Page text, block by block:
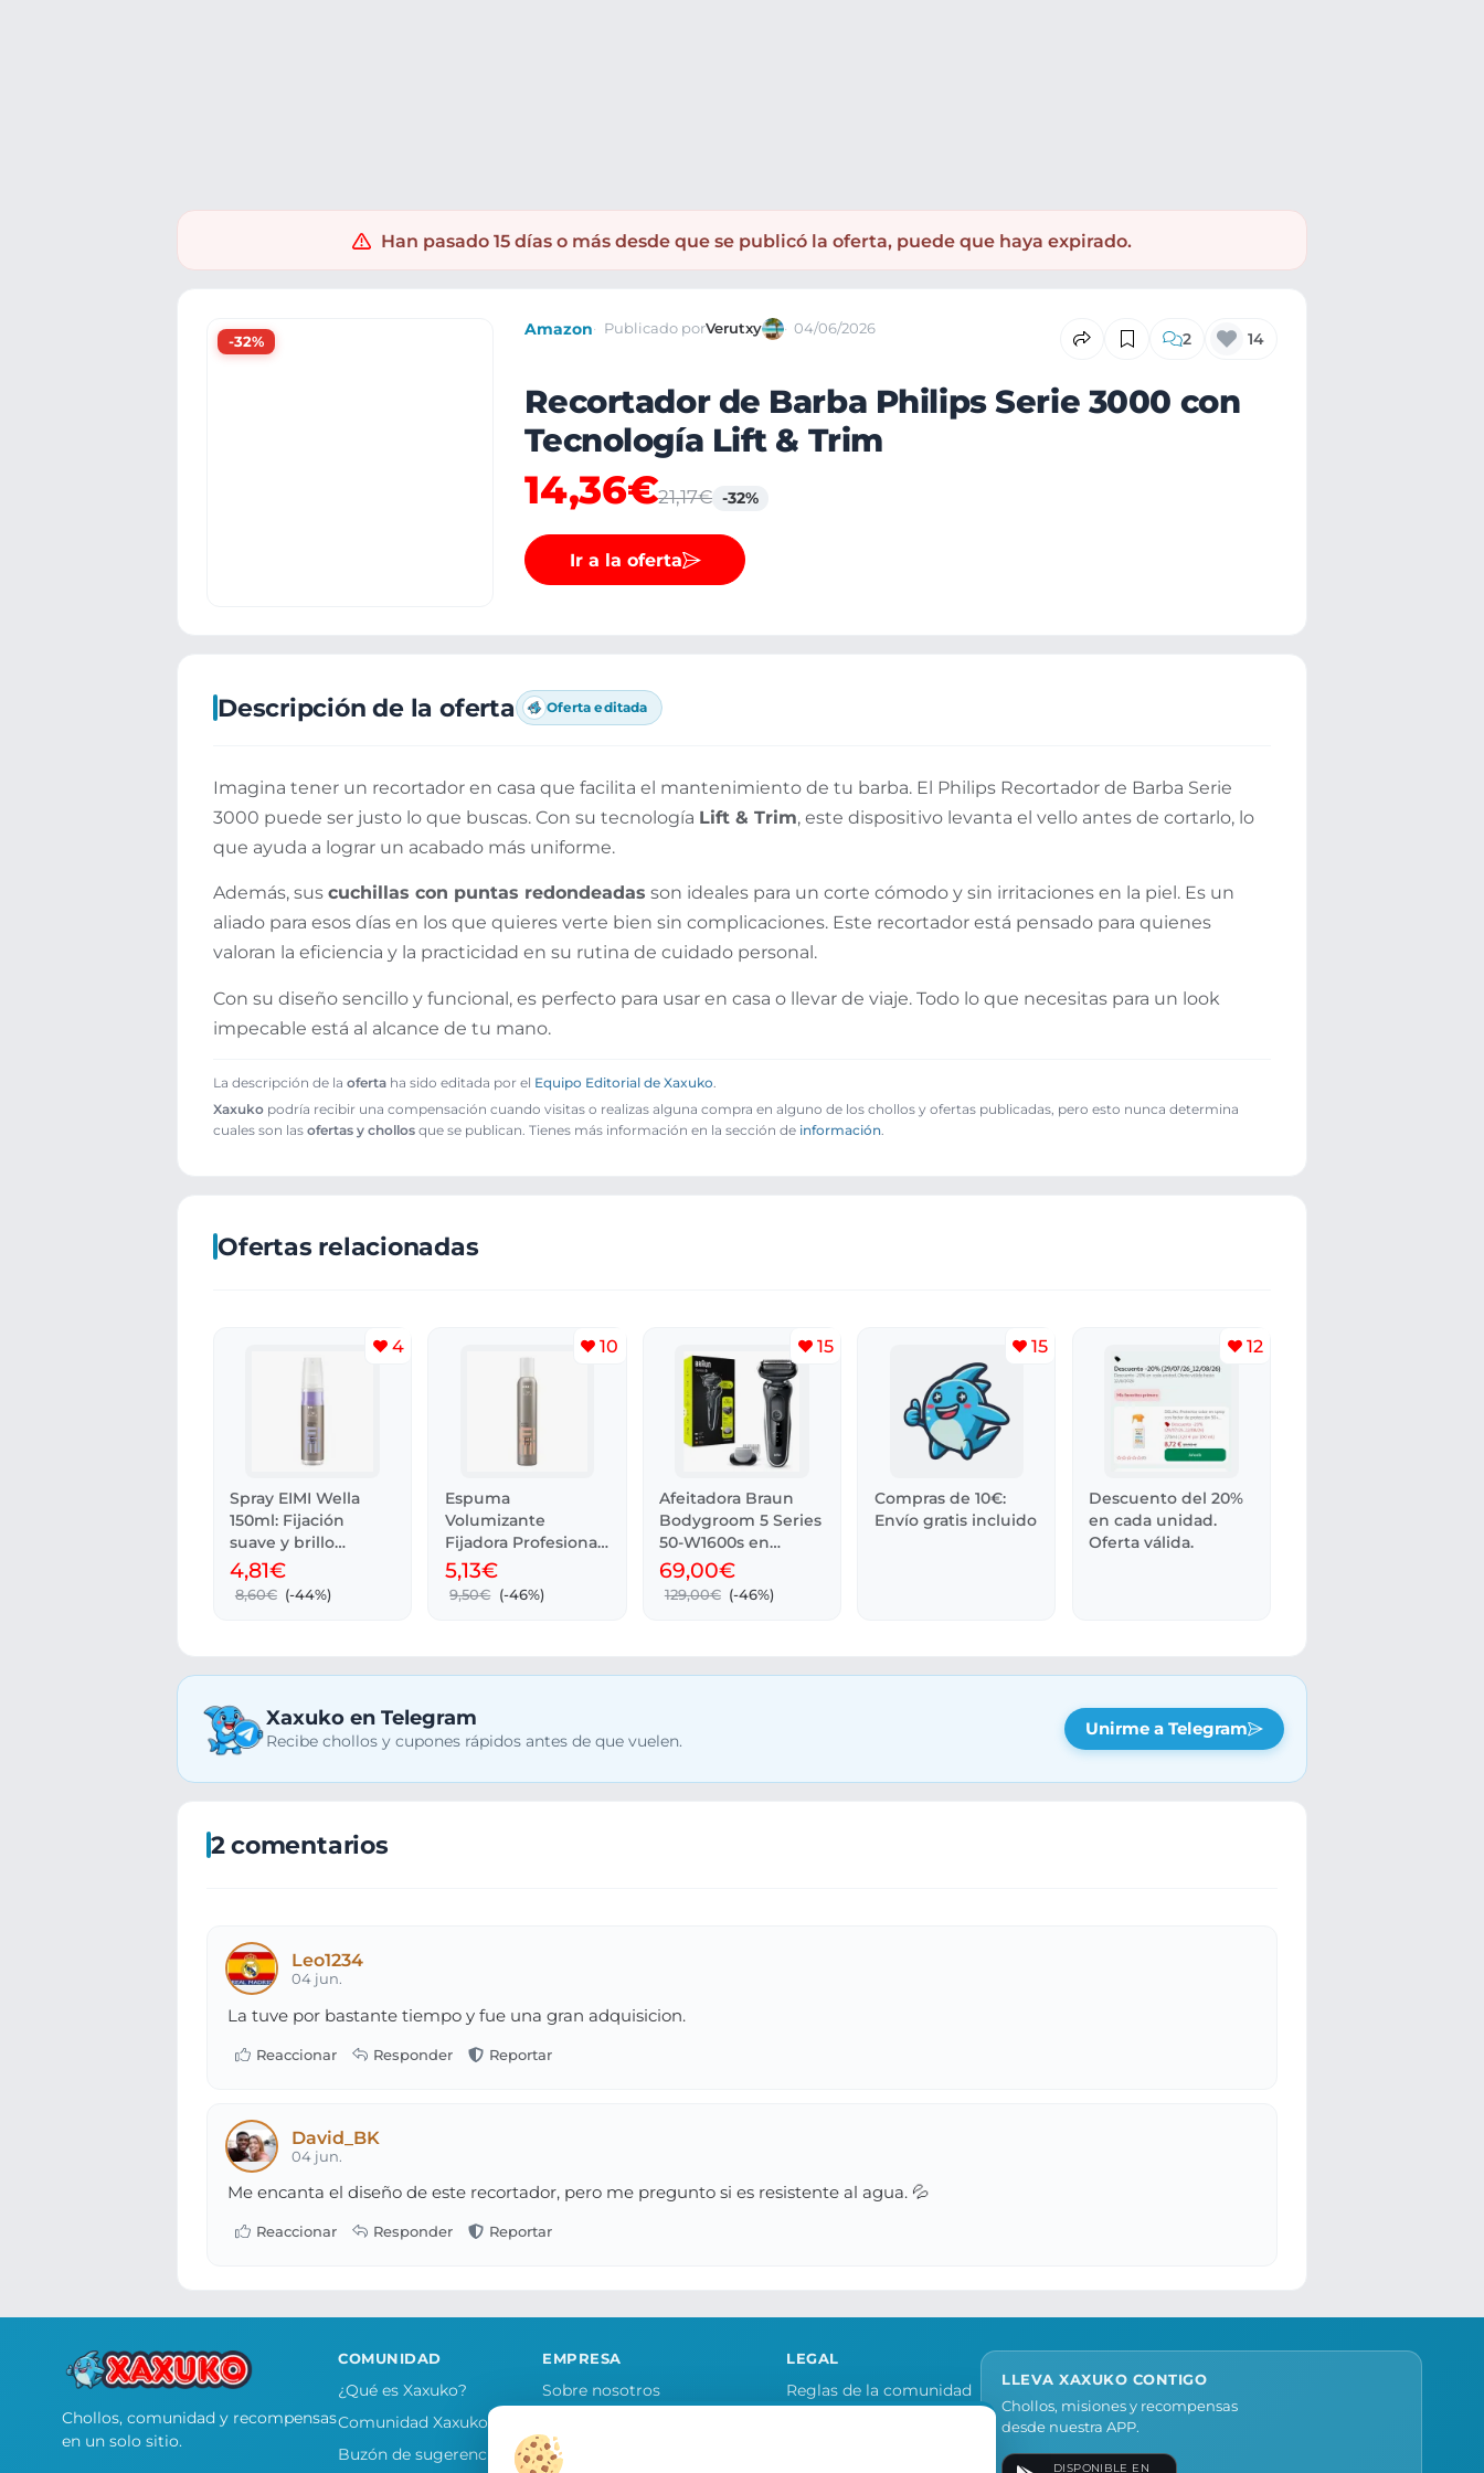
Han pasado 15 días o más desde que se publicó la oferta, puede que haya expirado.
-32%
Amazon Publicado porVerutxy 04/06/2026 2 14
Recortador de Barba Philips Serie 3000 con
Tecnología Lift & Trim
14,36€21,17€ -32%
Ir a la oferta
Descripción de la oferta Oferta editada
Imagina tener un recortador en casa que facilita el mantenimiento de tu barba. El Philips Recortador de Barba Serie
3000 puede ser justo lo que buscas. Con su tecnología Lift & Trim, este dispositivo levanta el vello antes de cortarlo, lo
que ayuda a lograr un acabado más uniforme.
Además, sus cuchillas con puntas redondeadas son ideales para un corte cómodo y sin irritaciones en la piel. Es un
aliado para esos días en los que quieres verte bien sin complicaciones. Este recortador está pensado para quienes
valoran la eficiencia y la practicidad en su rutina de cuidado personal.
Con su diseño sencillo y funcional, es perfecto para usar en casa o llevar de viaje. Todo lo que necesitas para un look
impecable está al alcance de tu mano.
La descripción de la oferta ha sido editada por el Equipo Editorial de Xaxuko.
Xaxuko podría recibir una compensación cuando visitas o realizas alguna compra en alguno de los chollos y ofertas publicadas, pero esto nunca determina
cuales son las ofertas y chollos que se publican. Tienes más información en la sección de información.
Ofertas relacionadas
4
Spray EIMI Wella
150ml: Fijación
suave y brillo
térmico
4,81€
8,60€ (-44%)
10
Espuma
Volumizante
Fijadora Profesional
EIMI de Wella
5,13€
9,50€ (-46%)
15
Afeitadora Braun
Bodygroom 5 Series
50-W1600s en
Carrefour
69,00€
129,00€ (-46%)
15
Compras de 10€:
Envío gratis incluido
12
Descuento del 20%
en cada unidad.
Oferta válida.
Xaxuko en Telegram
Recibe chollos y cupones rápidos antes de que vuelen.
Unirme a Telegram
2 comentarios
Leo1234
04 jun.
La tuve por bastante tiempo y fue una gran adquisicion.
David_BK
04 jun.
Me encanta el diseño de este recortador, pero me pregunto si es resistente al agua. 💦
Chollos, comunidad y recompensas
en un solo sitio.
COMUNIDAD
¿Qué es Xaxuko?
Comunidad Xaxuko
Buzón de sugerencias
EMPRESA
Sobre nosotros
Contacto
LEGAL
Reglas de la comunidad
LLEVA XAXUKO CONTIGO
Chollos, misiones y recompensas
desde nuestra APP.
DISPONIBLE EN